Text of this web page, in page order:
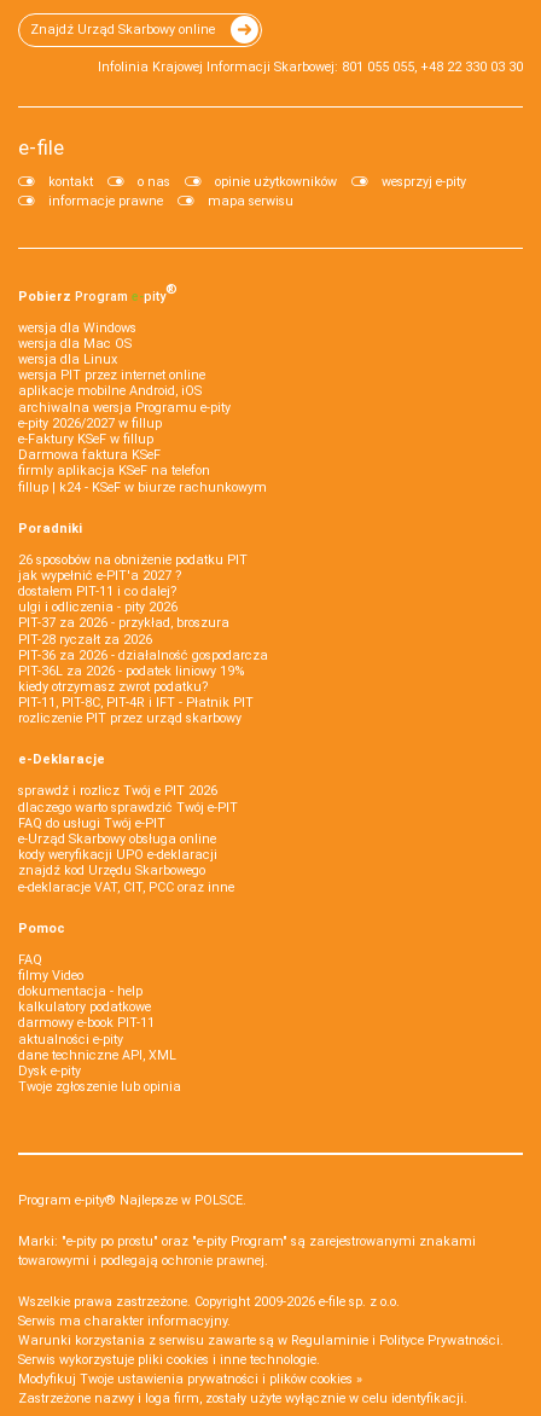
Znajdź Urząd Skarbowy online
Infolinia Krajowej Informacji Skarbowej: 801 055 055, +48 22 330 03 30
e-file
kontakt o nas opinie użytkowników
wesprzyj e-pity
informacje prawne
mapa serwisu
Pobierz Program e‑pity®
wersja dla Windows
wersja dla Mac OS
wersja dla Linux
wersja PIT przez internet online
aplikacje mobilne Android, iOS
archiwalna wersja Programu e-pity
e-pity 2026/2027 w fillup
e‑Faktury KSeF w fillup
Darmowa faktura KSeF
firmly aplikacja KSeF na telefon
fillup | k24 - KSeF w biurze rachunkowym
Poradniki
26 sposobów na obniżenie podatku PIT
jak wypełnić e-PIT'a 2027 ?
dostałem PIT-11 i co dalej?
ulgi i odliczenia - pity 2026
PIT-37 za 2026 - przykład, broszura
PIT-28 ryczałt za 2026
PIT-36 za 2026 - działalność gospodarcza
PIT-36L za 2026 - podatek liniowy 19%
kiedy otrzymasz zwrot podatku?
PIT-11, PIT-8C, PIT-4R i IFT - Płatnik PIT
rozliczenie PIT przez urząd skarbowy
e-Deklaracje
sprawdź i rozlicz Twój e PIT 2026
dlaczego warto sprawdzić Twój e-PIT
FAQ do usługi Twój e-PIT
e-Urząd Skarbowy obsługa online
kody weryfikacji UPO e-deklaracji
znajdź kod Urzędu Skarbowego
e-deklaracje VAT, CIT, PCC oraz inne
Pomoc
FAQ
filmy Video
dokumentacja - help
kalkulatory podatkowe
darmowy e-book PIT-11
aktualności e-pity
dane techniczne API, XML
Dysk e-pity
Twoje zgłoszenie lub opinia
Program e-pity® Najlepsze w POLSCE.
Marki: "e-pity po prostu" oraz "e-pity Program" są zarejestrowanymi znakami
towarowymi i podlegają ochronie prawnej.
Wszelkie prawa zastrzeżone. Copyright 2009-2026 e-file sp. z o.o.
Serwis ma charakter informacyjny.
Warunki korzystania z serwisu zawarte są w Regulaminie i Polityce Prywatności.
Serwis wykorzystuje pliki cookies i inne technologie.
Modyfikuj Twoje ustawienia prywatności i plików cookies »
Zastrzeżone nazwy i loga firm, zostały użyte wyłącznie w celu identyfikacji.